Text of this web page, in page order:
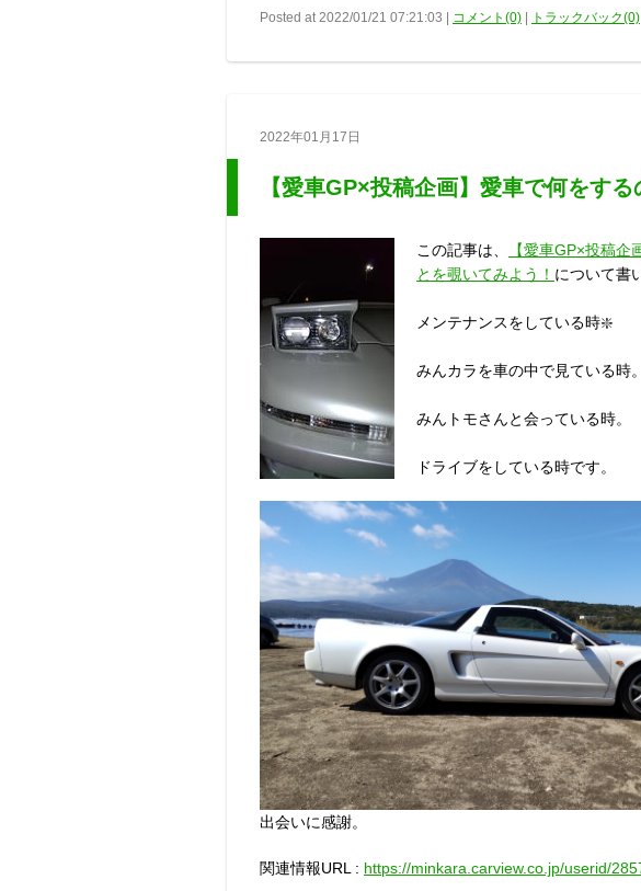
Posted at 2022/01/21 07:21:03 | コメント(0) トラックバック(0)
2022年01月17日
【愛車GP×投稿企画】愛車で何をす
この記事は、
【愛車GP×投稿
とを覗いてみよう！ について書
メンテナンスをしている時❇️
みんカラを車の中で見ている時。
みんトモさんと会っている時。
ドライブをしている時です。
出会いに感謝。
関連情報URL : https://minkara.carview.co.jp/userid/